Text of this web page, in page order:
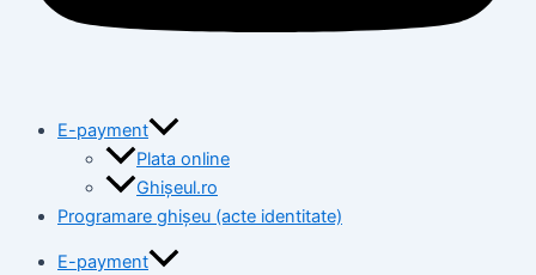
E-payment
Plata online
Ghișeul.ro
Programare ghișeu (acte identitate)
E-payment